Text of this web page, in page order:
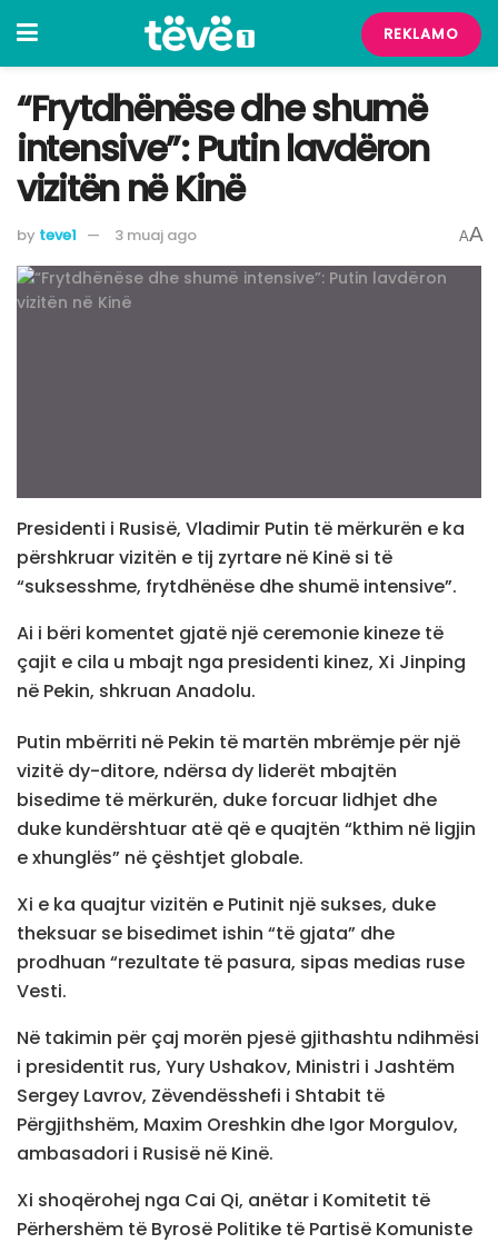
REKLAMO
“Frytdhënëse dhe shumë
intensive”: Putin lavdëron
vizitën në Kinë
by teve1 3 muaj ago AA
Presidenti i Rusisë, Vladimir Putin të mërkurën e ka
përshkruar vizitën e tij zyrtare në Kinë si të
“suksesshme, frytdhënëse dhe shumë intensive”.
Ai i bëri komentet gjatë një ceremonie kineze të
çajit e cila u mbajt nga presidenti kinez, Xi Jinping
në Pekin, shkruan Anadolu.
Putin mbërriti në Pekin të martën mbrëmje për një
vizitë dy-ditore, ndërsa dy liderët mbajtën
bisedime të mërkurën, duke forcuar lidhjet dhe
duke kundërshtuar atë që e quajtën “kthim në ligjin
e xhunglës” në çështjet globale.
Xi e ka quajtur vizitën e Putinit një sukses, duke
theksuar se bisedimet ishin “të gjata” dhe
prodhuan “rezultate të pasura, sipas medias ruse
Vesti.
Në takimin për çaj morën pjesë gjithashtu ndihmësi
i presidentit rus, Yury Ushakov, Ministri i Jashtëm
Sergey Lavrov, Zëvendësshefi i Shtabit të
Përgjithshëm, Maxim Oreshkin dhe Igor Morgulov,
ambasadori i Rusisë në Kinë.
Xi shoqërohej nga Cai Qi, anëtar i Komitetit të
Përhershëm të Byrosë Politike të Partisë Komuniste